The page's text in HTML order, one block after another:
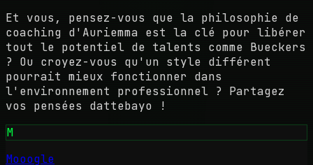
Et vous, pensez-vous que la philosophie de
coaching d'Auriemma est la clé pour libérer
tout le potentiel de talents comme Bueckers
? Ou croyez-vous qu'un style différent
pourrait mieux fonctionner dans
l'environnement professionnel ? Partagez
vos pensées dattebayo !
M
Mooogle